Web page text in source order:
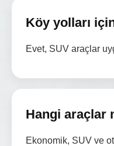
Köy yolları
Evet, SUV araçlar
Hangi araçlar
Ekonomik, SUV ve